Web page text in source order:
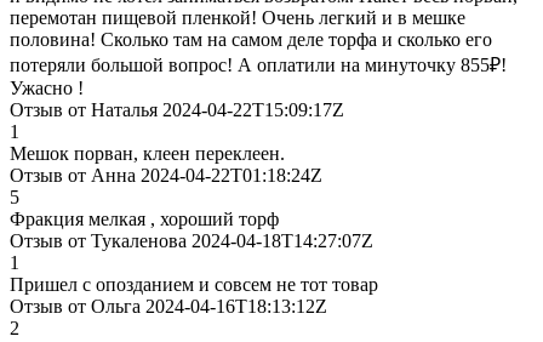
перемотан пищевой пленкой! Очень легкий и в мешке
половина! Сколько там на самом деле торфа и сколько его
потеряли большой вопрос! А оплатили на минуточку 855₽!
Ужасно !
Отзыв от Наталья 2024-04-22T15:09:17Z
1
Мешок порван, клеен переклеен.
Отзыв от Анна 2024-04-22T01:18:24Z
5
Фракция мелкая , хороший торф
Отзыв от Тукаленова 2024-04-18T14:27:07Z
1
Пришел с опозданием и совсем не тот товар
Отзыв от Ольга 2024-04-16T18:13:12Z
2